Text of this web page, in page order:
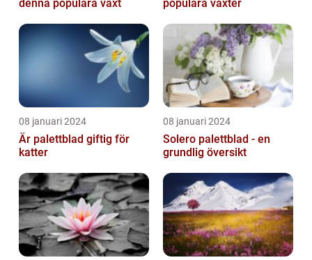
denna populära växt
populära växter
08 januari 2024
Är palettblad giftig för
katter
08 januari 2024
Solero palettblad - en
grundlig översikt